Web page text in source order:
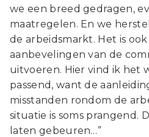
we een breed gedragen,
maatregelen. En we
de arbeidsmarkt. Het is
aanbevelingen van de
uitvoeren. Hier vind ik het
passend, want de
misstanden rondom de
situatie is soms prangend.
laten gebeuren…”